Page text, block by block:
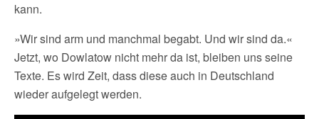
kann.
»Wir sind arm und manchmal begabt. Und wir sind da.«
Jetzt, wo Dowlatow nicht mehr da ist, bleiben uns seine
Texte. Es wird Zeit, dass diese auch in Deutschland
wieder aufgelegt werden.